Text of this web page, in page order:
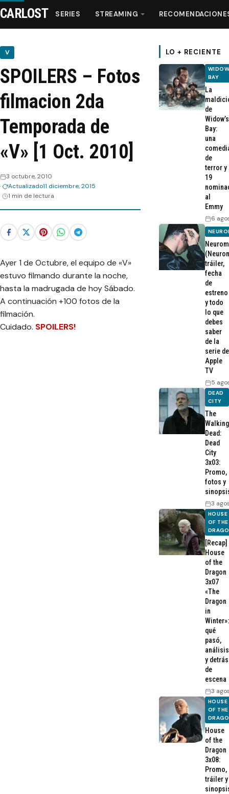
Series
Streaming
Recomendaciones
Videos
Webisodios
CARLOST SERIES STREAMING
V
SPOILERS – Fotos
filmacion 2da
Temporada de
«V» [1 Oct. 2010]
3 octubre, 2010
Actualizado11 diciembre, 2015
1 min de lectura
Ayer 1 de Octubre, el equipo de «V»
estuvo filmando durante la noche,
hasta la madrugada de hoy Sábado.
A continuación +100 fotos de la
filmación.
Cuidado. SPOILERS!
LO + RECIENTE
BAY
La
de
Widow’s
Bay:
una
de
terror y
19
al
Emmy
6
tráiler,
fecha
de
estreno
y todo
lo que
debes
saber
de la
serie de
Apple
TV
5
DEAD
CITY
The
Walking
Dead:
Dead
City
3x03:
Promo,
fotos y
3
HOUSE
OF THE
[Recap]
House
of the
Dragon
3x07
«The
Dragon
in
Winter»:
qué
pasó,
análisis
y detrás
de
escena
3
HOUSE
OF THE
House
of the
Dragon
3x08:
Promo,
tráiler y